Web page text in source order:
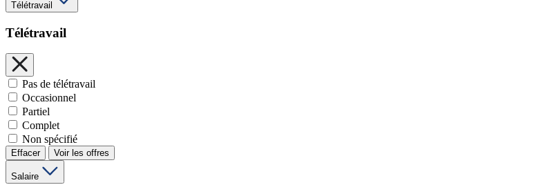
Télétravail
Télétravail
Pas de télétravail
Occasionnel
Partiel
Complet
Non spécifié
Effacer Voir les offres
Salaire